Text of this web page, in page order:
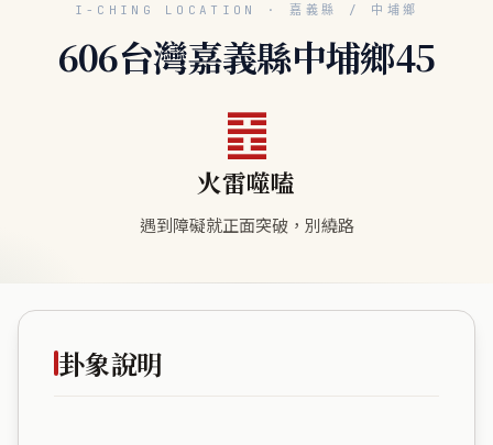
I-CHING LOCATION · 嘉義縣 / 中埔鄉
606台灣嘉義縣中埔鄉45
䷔
火雷噬嗑
遇到障礙就正面突破，別繞路
卦象說明